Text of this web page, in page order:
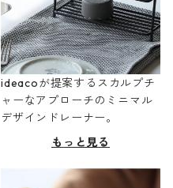
ideacoが提案するスカルプチ
ャーなアプローチのミニマル
デザインドレーナー。
もっと見る